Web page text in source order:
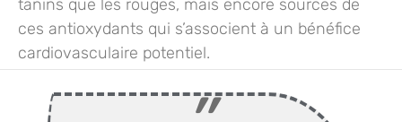
tanins que les rouges, mais encore sources de
ces antioxydants qui s’associent à un bénéfice
cardiovasculaire potentiel.